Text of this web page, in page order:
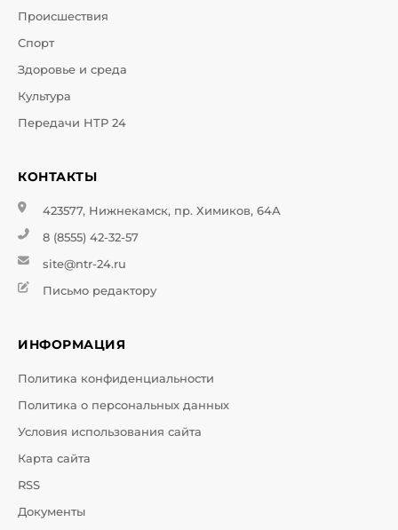
Происшествия
Спорт
Здоровье и среда
Культура
Передачи НТР 24
КОНТАКТЫ
423577, Нижнекамск, пр. Химиков, 64А
8 (8555) 42-32-57
site@ntr-24.ru
Письмо редактору
ИНФОРМАЦИЯ
Политика конфиденциальности
Политика о персональных данных
Условия использования сайта
Карта сайта
RSS
Документы